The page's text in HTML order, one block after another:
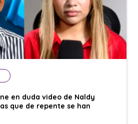
en duda video de Naldy
que de repente se han